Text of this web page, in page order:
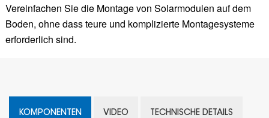
Vereinfachen Sie die Montage von Solarmodulen auf dem
Boden, ohne dass teure und komplizierte Montagesysteme
erforderlich sind.
KOMPONENTEN VIDEO TECHNISCHE DETAILS